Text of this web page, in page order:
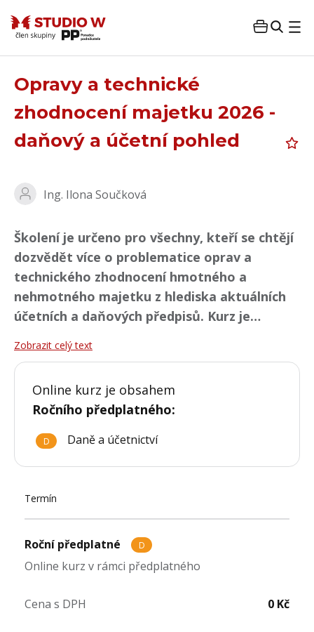
Opravy a technické
zhodnocení majetku 2026 -
daňový a účetní pohled
Ing. Ilona Součková
Školení je určeno pro všechny, kteří se chtějí
dozvědět více o problematice oprav a
technického zhodnocení hmotného a
nehmotného majetku z hlediska aktuálních
účetních a daňových předpisů. Kurz je
konkrétních případů a jejich variant
s rozšířeným prostorem pro problematiku
různých zásahů na nemovitostech
(střešní krytiny, fasády,liniové
stavby,
vzduchotechnika, podlahové krytiny,
vestavěný nábytek
Zobrazit celý text
Online kurz je obsahem
Ročního předplatného:
D Daně a účetnictví
Termín
Roční předplatné D
Online kurz v rámci předplatného
Cena s DPH 0 Kč